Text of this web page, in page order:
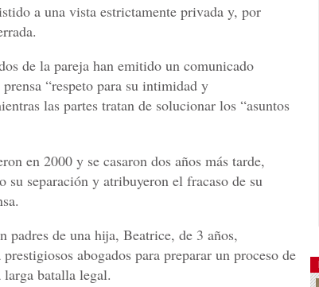
a una vista estrictamente privada y, por
de la pareja han emitido un comunicado
“respeto para su intimidad y
las partes tratan de solucionar los “asuntos
en 2000 y se casaron dos años más tarde,
su separación y atribuyeron el fracaso de su
padres de una hija, Beatrice, de 3 años,
abogados para preparar un proceso de
batalla legal.